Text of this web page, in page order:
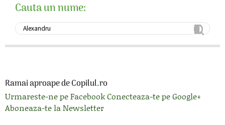
Cauta un nume:
Ramai aproape de Copilul.ro
Urmareste-ne pe FacebookConecteaza-te pe Google+
Aboneaza-te la Newsletter